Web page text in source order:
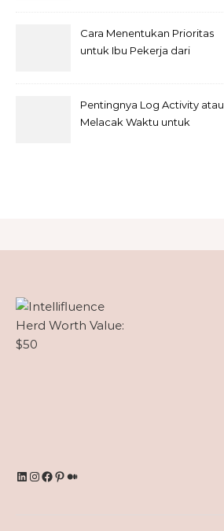
Cara Menentukan Prioritas
untuk Ibu Pekerja dari
Pentingnya Log Activity atau
Melacak Waktu untuk
LinkedIn
Instagram
Facebook
Pinterest
Medium